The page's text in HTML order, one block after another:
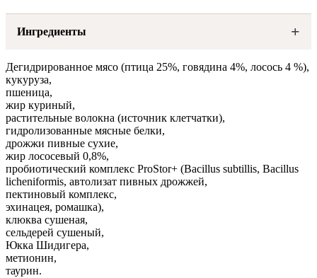
Ингредиенты
Дегидрированное мясо (птица 25%, говядина 4%, лосось 4 %),
кукуруза,
пшеница,
жир куриный,
растительные волокна (источник клетчатки),
гидролизованные мясные белки,
дрожжи пивные сухие,
жир лососевый 0,8%,
пробиотический комплекс ProStor+ (Bacillus subtillis, Bacillus
licheniformis, автолизат пивных дрожжей,
пектиновый комплекс,
эхинацея, ромашка),
клюква сушеная,
сельдерей сушеный,
Юкка Шидигера,
метионин,
таурин.